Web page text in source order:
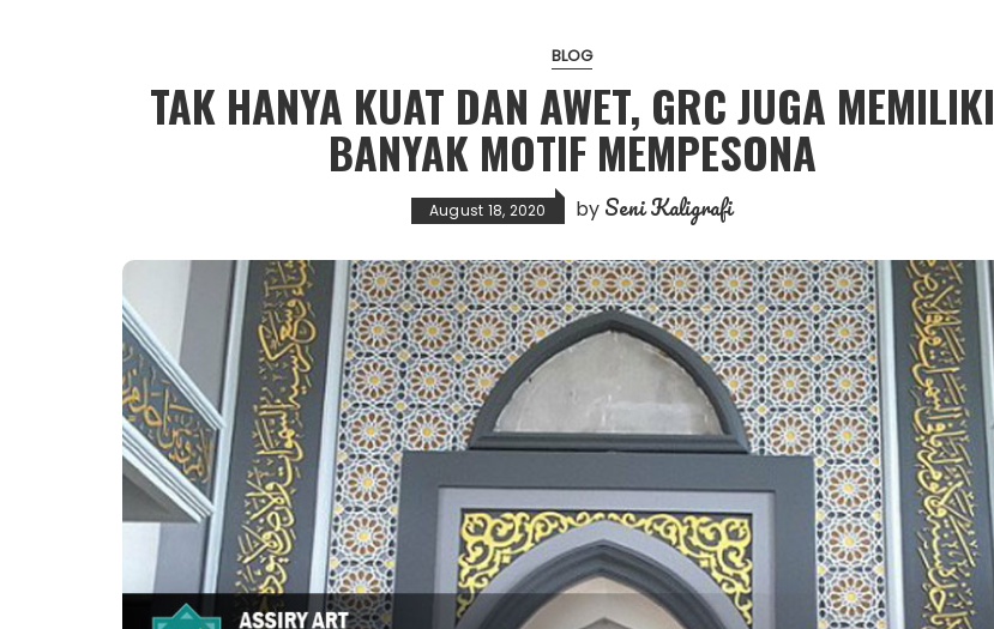
BLOG
TAK HANYA KUAT DAN AWET, GRC JUGA MEMILIKI
BANYAK MOTIF MEMPESONA
August 18, 2020 by Seni Kaligrafi